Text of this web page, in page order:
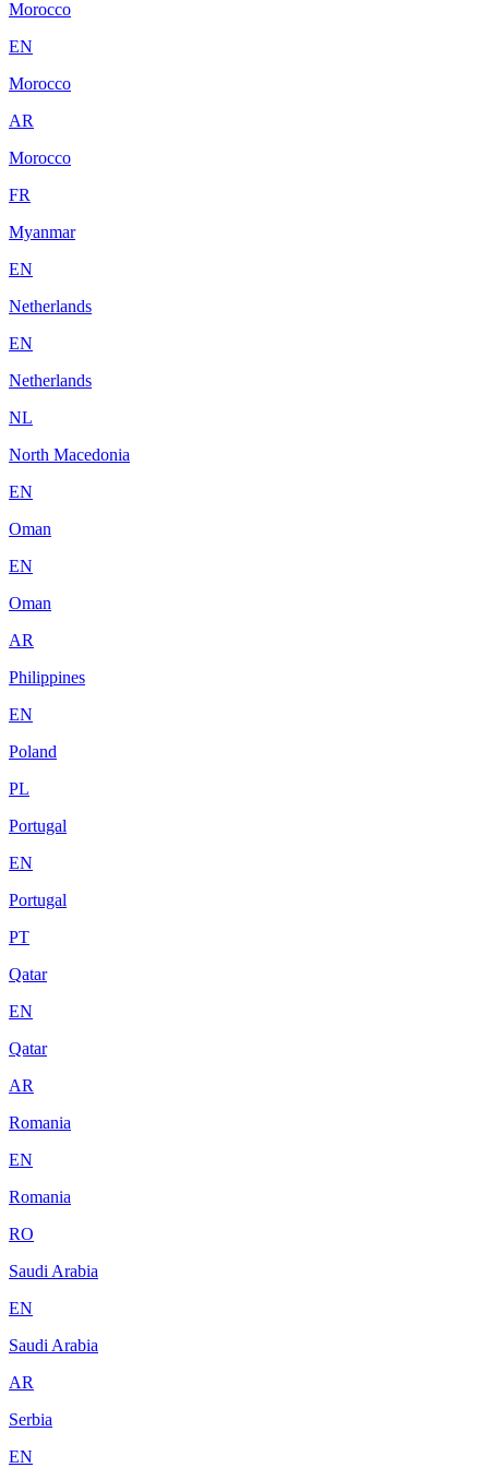
Morocco
EN
Morocco
AR
Morocco
FR
Myanmar
EN
Netherlands
EN
Netherlands
NL
North Macedonia
EN
Oman
EN
Oman
AR
Philippines
EN
Poland
PL
Portugal
EN
Portugal
PT
Qatar
EN
Qatar
AR
Romania
EN
Romania
RO
Saudi Arabia
EN
Saudi Arabia
AR
Serbia
EN